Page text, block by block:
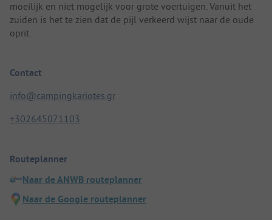
moeilijk en niet mogelijk voor grote voertuigen. Vanuit het
zuiden is het te zien dat de pijl verkeerd wijst naar de oude
oprit.
Contact
info@campingkariotes.gr
+302645071103
Routeplanner
Naar de ANWB routeplanner
Naar de Google routeplanner